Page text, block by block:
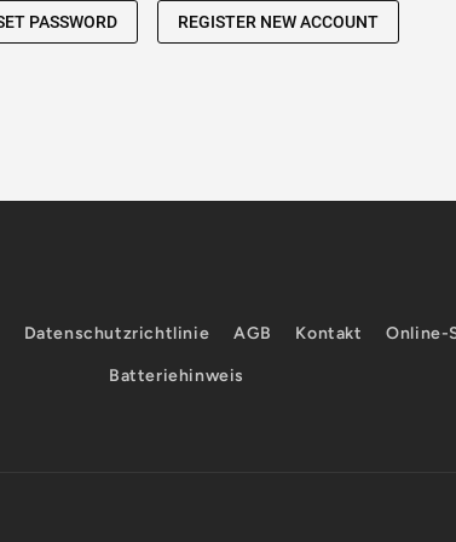
Datenschutzrichtlinie AGB Kontakt Online-
Batteriehinweis